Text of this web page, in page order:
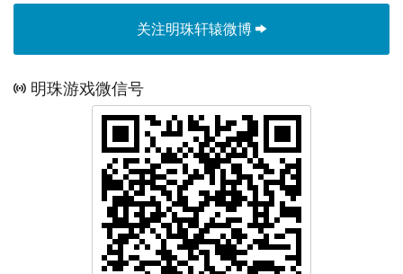
关注明珠轩辕微博
明珠游戏微信号